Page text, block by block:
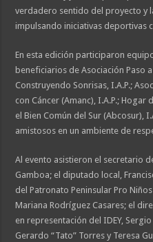
verdadero sentido del proyecto y
impulsando iniciativas deportivas
En esta edición participaron
beneficiarios de Asociación Paso
Construyendo Sonrisas, I.A.P.;
con Cáncer (Amanc), I.A.P.; Hogar
el Bien Común del Sur (Abcosur),
amistosos en un ambiente de
Al evento asistieron el secretario
Gamboa; el diputado local,
del Patronato Peninsular Pro
Mariana Rodríguez Casares; el
en representación del IDEY,
Gerardo “Tato” Torres y Teresa